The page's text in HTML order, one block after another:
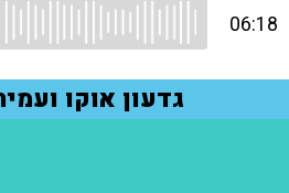
06:18
גדעון אוקו